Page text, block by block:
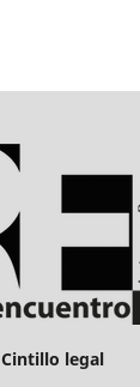
Cintillo legal